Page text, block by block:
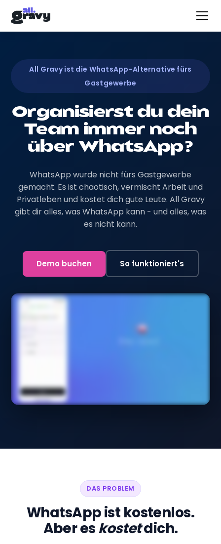
All Gravy ist die WhatsApp-Alternative fürs
Gastgewerbe
Organisierst du dein
Team immer noch
über WhatsApp?
WhatsApp wurde nicht fürs Gastgewerbe
gemacht. Es ist chaotisch, vermischt Arbeit und
Privatleben und kostet dich gute Leute. All Gravy
gibt dir alles, was WhatsApp kann - und alles, was
es nicht kann.
Demo buchen So funktioniert's
DAS PROBLEM
WhatsApp ist kostenlos.
Aber eskostetdich.